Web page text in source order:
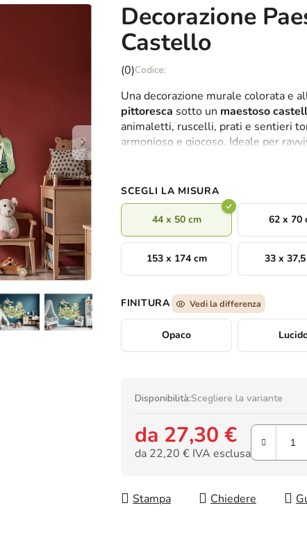
Decorazione
Castello
La
media
del
prodotto
è
5
stelle.
(0)
Una decorazione murale colorata e
pittoresca sotto un maestoso
animaletti, ruscelli, prati e sentieri
armonioso e giocoso. Ideale per
SCEGLI LA MISURA
44 x 50 cm 62 x 70
153 x 174 cm 33 x
FINITURA Vedi la differenza
Opaco
Disponibilità:Scegliere la variante
da 27,30 €
da 22,20 € IVA esclusa
Stampa
Chiedere